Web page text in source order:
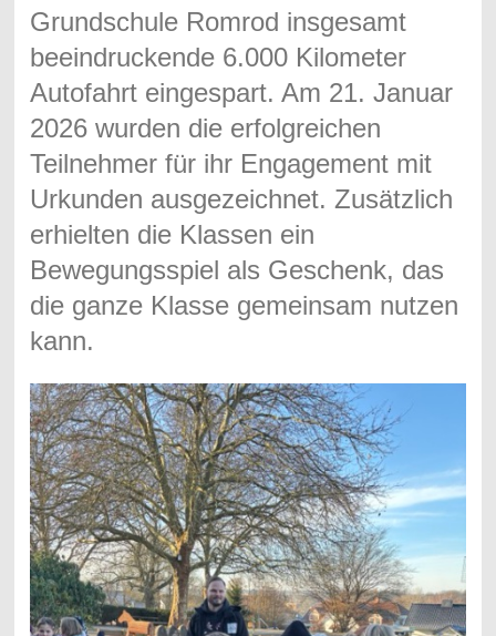
Grundschule Romrod insgesamt
beeindruckende 6.000 Kilometer
Autofahrt eingespart. Am 21. Januar
2026wurden die erfolgreichen
Teilnehmer für ihr Engagement mit
Urkunden ausgezeichnet. Zusätzlich
erhielten die Klassen ein
Bewegungsspiel als Geschenk, das
die ganze Klasse gemeinsam nutzen
kann.